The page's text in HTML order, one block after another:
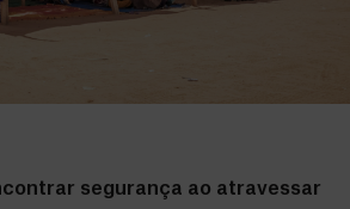
segurança ao atravessar